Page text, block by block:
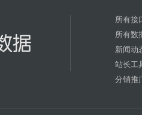
所有接
所有数
新闻动
站长工
分销推